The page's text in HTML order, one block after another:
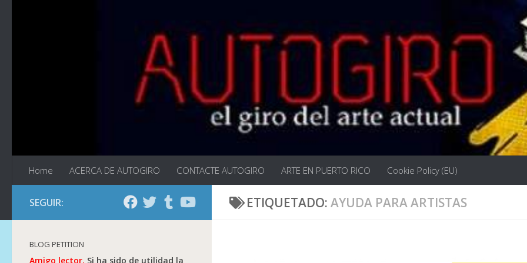
Home ACERCA DE AUTOGIRO CONTACTE AUTOGIRO ARTE EN PUERTO RICO Cookie Policy (EU)
ETIQUETADO: AYUDA PARA ARTISTAS
SEGUIR:
BLOG PETITION
Amigo lector. Si ha sido de utilidad la